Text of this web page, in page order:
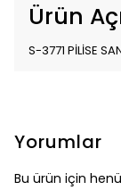
Ürün
S-3771 PİLİSE
Yorumlar
Bu ürün için